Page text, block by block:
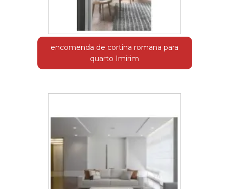
encomenda de cortina romana para
quarto Imirim